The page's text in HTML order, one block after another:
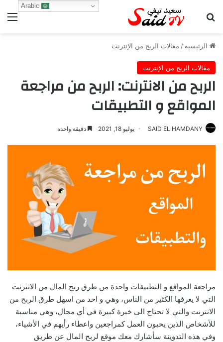
بحث عن
الرئيسية / مقالات الربح من الإنترنت
مقالات الربح من الإنترنت
الربح من الانترنت: الربح من مراجعة
المواقع و التطبيقات
SAID EL HAMDANY يوليو 18, 2021 دقيقة واحدة
مراجعة المواقع و التطبيقات واحدة من طرق ربح المال من الانترنت
التي لا يعرفها الكثير من الناس، وهي و احد من اسهل طرق الربح من
الانترنت والتي لا تحتاج الى خبرة كبيرة في أي مجال، وهي مناسبة
للأشخاص الذين يحبون العمل كمراجعين واعطاء رأيهم في الأشياء،
وفي هذه التدوينة سأشارك معك موقع لربح المال عن طريق